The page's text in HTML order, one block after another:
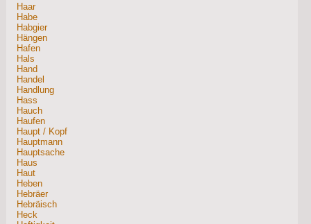
Haar
Habe
Habgier
Hängen
Hafen
Hals
Hand
Handel
Handlung
Hass
Hauch
Haufen
Haupt / Kopf
Hauptmann
Hauptsache
Haus
Haut
Heben
Hebräer
Hebräisch
Heck